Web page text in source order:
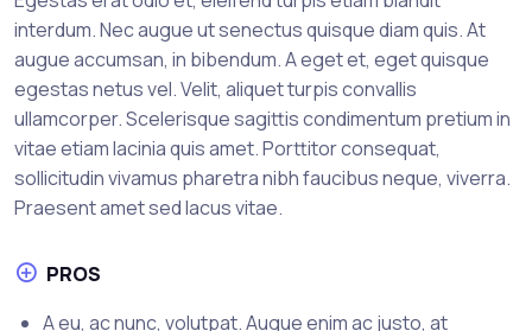
interdum. Nec augue ut senectus quisque diam quis. At
augue accumsan, in bibendum. A eget et, eget quisque
egestas netus vel. Velit, aliquet turpis convallis
ullamcorper. Scelerisque sagittis condimentum pretium in
vitae etiam lacinia quis amet. Porttitor consequat,
sollicitudin vivamus pharetra nibh faucibus neque, viverra.
Praesent amet sed lacus vitae.
PROS
A eu, ac nunc, volutpat. Augue enim ac justo, at